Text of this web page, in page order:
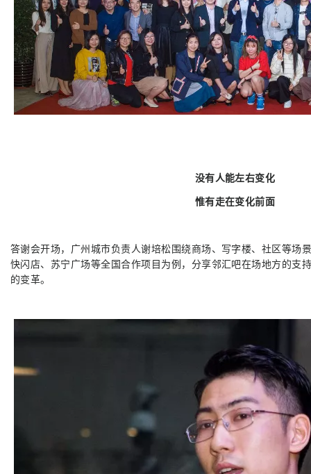
没有人能左右变化
惟有走在变化前面
答谢会开场，广州城市负责人谢培松围绕商场、写字楼、社区等场
快闪店、苏宁广场等全国合作项目为例，分享邻汇吧在场地方的支
的变革。